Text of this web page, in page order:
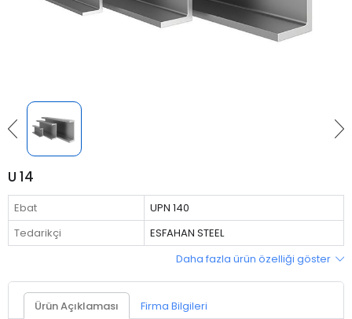
U 14
Ebat
UPN 140
Tedarikçi
ESFAHAN STEEL
Daha fazla ürün özelliği göster
Ürün Açıklaması Firma Bilgileri